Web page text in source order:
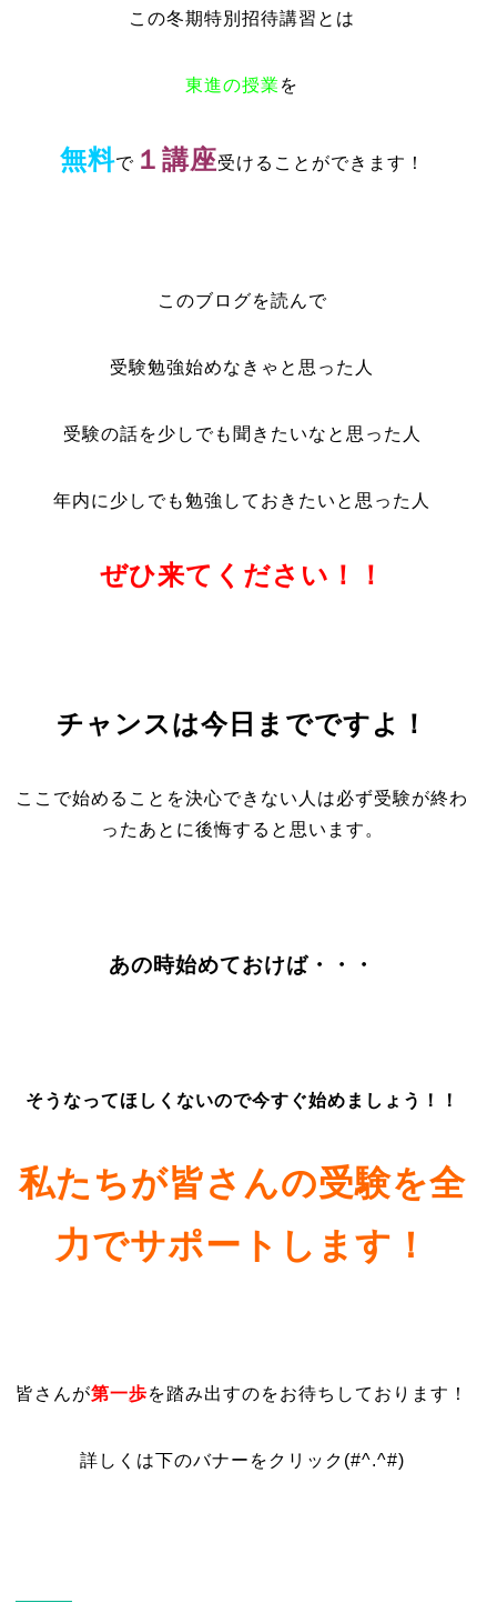
この冬期特別招待講習とは
東進の授業 を
無料で１講座受けることができます！
このブログを読んで
受験勉強始めなきゃと思った人
受験の話を少しでも聞きたいなと思った人
年内に少しでも勉強しておきたいと思った人
ぜひ来てください！！
チャンスは今日までですよ！
ここで始めることを決心できない人は必ず受験が終わ
ったあとに後悔すると思います。
あの時始めておけば・・・
そうなってほしくないので今すぐ始めましょう！！
私たちが皆さんの受験を全
力でサポートします！
皆さんが第一歩を踏み出すのをお待ちしております！
詳しくは下のバナーをクリック(#^.^#)